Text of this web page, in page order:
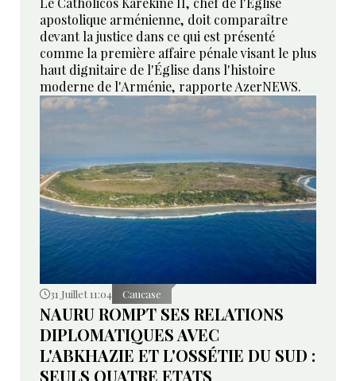
apostolique arménienne, doit comparaître
devant la justice dans ce qui est présenté
comme la première affaire pénale visant le plus
haut dignitaire de l'Église dans l'histoire
moderne de l'Arménie, rapporte AzerNEWS.
31 Juillet 11:04 Caucase
NAURU ROMPT SES RELATIONS
DIPLOMATIQUES AVEC
L'ABKHAZIE ET L'OSSÉTIE DU SUD :
SEULS QUATRE ETATS